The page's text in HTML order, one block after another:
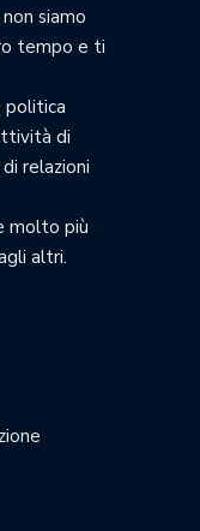
siamo
tempo e ti
politica
di
relazioni
molto più
altri.